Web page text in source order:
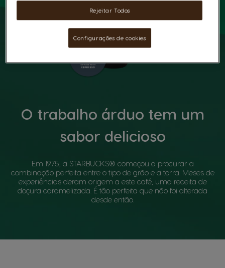
O trabalho árduo tem um
sabor delicioso
Em 1975, a STARBUCKS® começou a procurar a
combinação perfeita entre o tipo de grão e a torra. Meses de
experiências deram origem a este café, uma receita de
doçura caramelizada. É tão perfeita que não foi alterada
desde então.
Rejeitar Todos
Configurações de cookies